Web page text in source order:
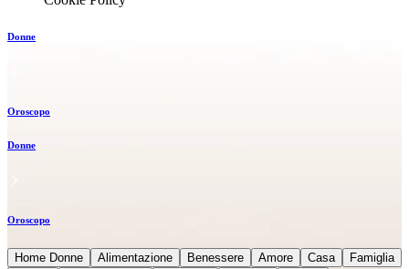
Donne
Oroscopo
Donne
Oroscopo
Home Donne Alimentazione Benessere Amore Casa
Famiglia